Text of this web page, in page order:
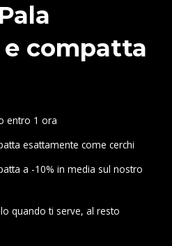
compatta
entro 1 ora
esattamente come cerchi
a -10% in media sul nostro
quando ti serve, al resto